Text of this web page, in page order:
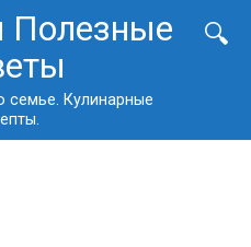
Полезные
семье. Кулинарные